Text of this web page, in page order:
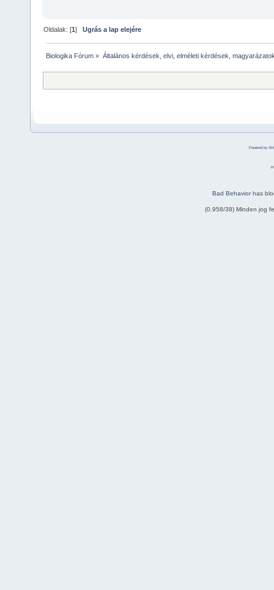
Oldalak: [1]Ugrás a lap elejére
Biologika Fórum » Általános kérdések, elvi, elméleti kérdések,
Powered by
Bad Behaviorhas
(0.958/38) Minden jog